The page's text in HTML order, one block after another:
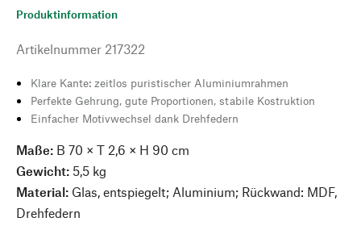
Produktinformation
Artikelnummer 217322
Klare Kante: zeitlos puristischer Aluminiumrahmen
Perfekte Gehrung, gute Proportionen, stabile Kostruktion
Einfacher Motivwechsel dank Drehfedern
Maße: B 70 × T 2,6 × H 90 cm
Gewicht: 5,5 kg
Material: Glas, entspiegelt; Aluminium; Rückwand: MDF,
Drehfedern